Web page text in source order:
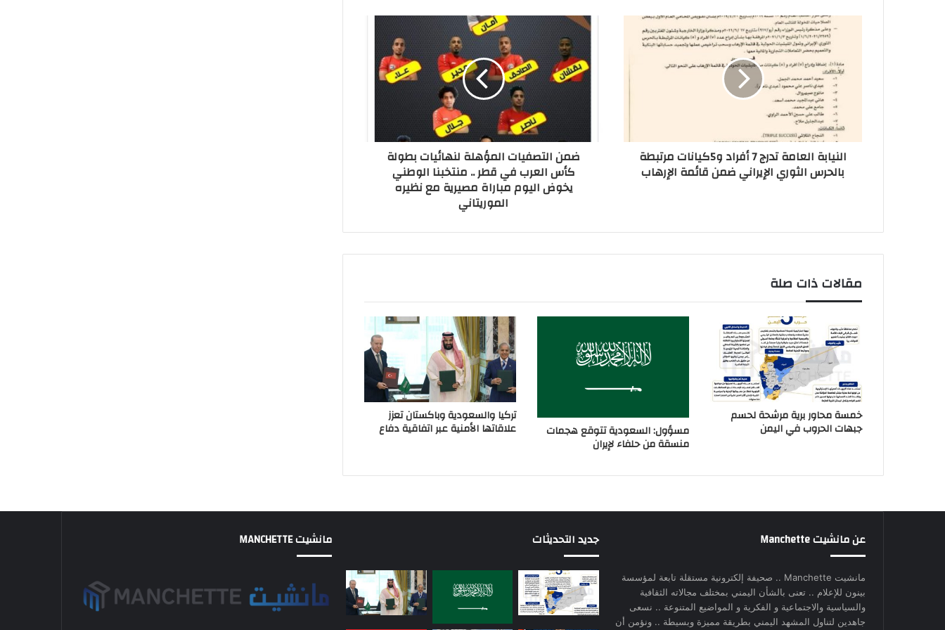
النيابة العامة تدرج 7 أفراد و5كيانات مرتبطة
بالحرس الثوري الإيراني ضمن قائمة الإرهاب
ضمن التصفيات المؤهلة لنهائيات بطولة
كأس العرب في قطر .. منتخبنا الوطني
يخوض اليوم مباراة مصيرية مع نظيره
الموريتاني
مقالات ذات صلة
خمسة محاور برية مرشحة لحسم
جبهات الحروب في اليمن مسؤول: السعودية تتوقع هجمات
منسقة من حلفاء لإيران
تركيا والسعودية وباكستان تعزز
علاقاتها الأمنية عبر اتفاقية دفاع
عن مانشيت Manchette
مانشيت Manchette .. صحيفة إلكترونية مستقلة تابعة لمؤسسة
بينون للإعلام .. تعنى بالشأن اليمني بمختلف مجالاته الثقافية
والسياسية والاجتماعية و الفكرية و المواضيع المتنوعة .. نسعى
جاهدين لتناول المشهد اليمني بطريقة مميزة وبسيطة .. ونؤمن أن
جديد التحديثات مانشيت MANCHETTE